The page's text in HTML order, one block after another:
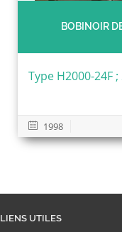
BOBINOIR
Type H2000-24F
1998
LIENS UTILES